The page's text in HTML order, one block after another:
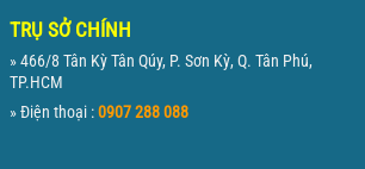
TRỤ SỞ CHÍNH
» 466/8 Tân Kỳ Tân Qúy, P. Sơn Kỳ, Q. Tân Phú,
TP.HCM
» Điện thoại :0907 288 088